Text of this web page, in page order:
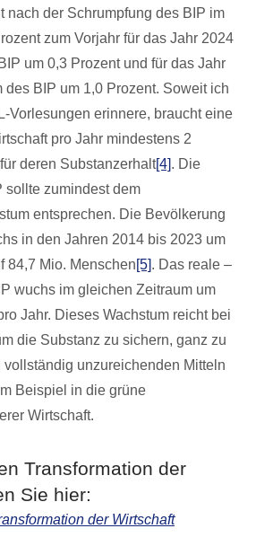
nach der Schrumpfung des BIP im
zum Vorjahr für das Jahr 2024
um 0,3 Prozent und für das Jahr
des BIP um 1,0 Prozent. Soweit ich
Vorlesungen erinnere, braucht eine
pro Jahr mindestens 2
deren Substanzerhalt[4]. Die
sollte zumindest dem
entsprechen. Die Bevölkerung
in den Jahren 2014 bis 2023 um
84,7 Mio. Menschen[5]. Das reale –
wuchs im gleichen Zeitraum um
Jahr. Dieses Wachstum reicht bei
die Substanz zu sichern, ganz zu
unzureichenden Mitteln
Beispiel in die grüne
Wirtschaft.
Transformation der
Sie hier:
der Wirtschaft